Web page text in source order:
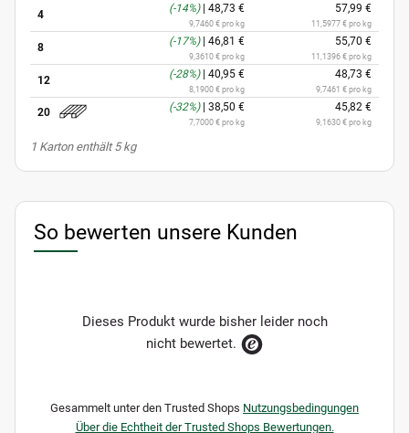
4 (-14%) | 48,73 €
9,7460 € pro kg
57,99 €
11,5977 € pro kg
8 (-17%) | 46,81 €
9,3610 € pro kg
55,70 €
11,1396 € pro kg
12 (-28%) | 40,95 €
8,1900 € pro kg
48,73 €
9,7461 € pro kg
20 (-32%) | 38,50 €
7,7000 € pro kg
45,82 €
9,1630 € pro kg
x1 Karton enthält 5 kg
So bewerten unsere Kunden
Dieses Produkt wurde bisher leider noch
nicht bewertet.
Gesammelt unter den Trusted Shops Nutzungsbedingungen
Über die Echtheit der Trusted Shops Bewertungen.